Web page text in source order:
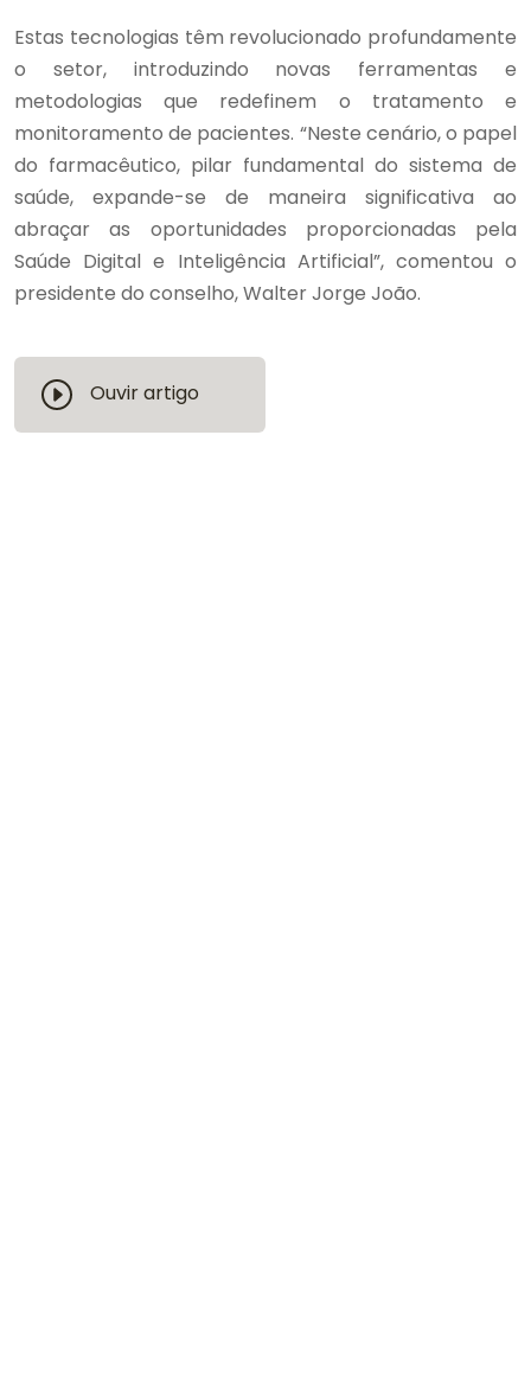
Estas tecnologias têm revolucionado profundamente
o setor, introduzindo novas ferramentas e
metodologias que redefinem o tratamento e
monitoramento de pacientes. “Neste cenário, o papel
do farmacêutico, pilar fundamental do sistema de
saúde, expande-se de maneira significativa ao
abraçar as oportunidades proporcionadas pela
Saúde Digital e Inteligência Artificial”, comentou o
presidente do conselho, Walter Jorge João.
Ouvir artigo